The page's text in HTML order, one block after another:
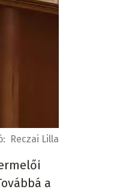
Reczai Lilla
a